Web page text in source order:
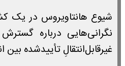
نگرانی‌هایی درباره
غیرقابل‌انتقالِ تأییدشده